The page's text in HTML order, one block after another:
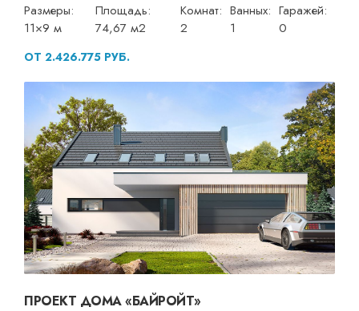
Размеры:
11×9 м
Площадь:
74,67 м2
Комнат:
2
Ванных:
1
Гаражей:
0
ОТ 2.426.775 РУБ.
ПРОЕКТ ДОМА «БАЙРОЙТ»